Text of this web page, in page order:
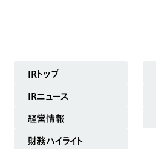
IRトップ
IRニュース
経営情報
財務ハイライト